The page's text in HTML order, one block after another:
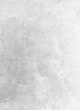
content